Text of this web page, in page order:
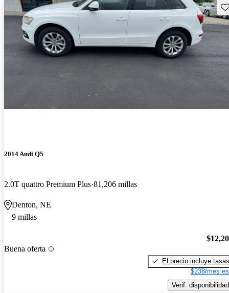
2014 Audi Q5
2.0T quattro Premium Plus 81,206 millas
Denton, NE
9 millas
Buena oferta
El precio incluye tasas
$238/mes
Verif. disponibilidad